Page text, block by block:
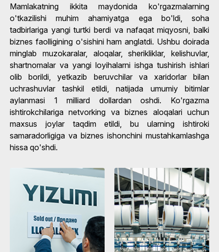
Mamlakatning ikkita maydonida ko'rgazmalarning
o'tkazilishi muhim ahamiyatga ega bo'ldi, soha
tadbirlariga yangi turtki berdi va nafaqat miqyosni, balki
biznes faolligining o'sishini ham anglatdi. Ushbu doirada
minglab muzokaralar, aloqalar, sherikliklar, kelishuvlar,
shartnomalar va yangi loyihalarni ishga tushirish ishlari
olib borildi, yetkazib beruvchilar va xaridorlar bilan
uchrashuvlar tashkil etildi, natijada umumiy bitimlar
aylanmasi 1 milliard dollardan oshdi. Ko'rgazma
ishtirokchilariga netvorking va biznes aloqalari uchun
maxsus joylar taqdim etildi, bu ularning ishtiroki
samaradorligiga va biznes ishonchini mustahkamlashga
hissa qo'shdi.